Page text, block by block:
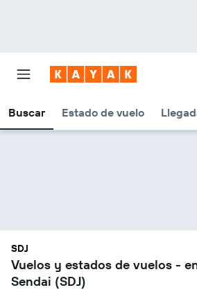
Buscar Estado de vuelo
SDJ
Vuelos y estados de vuelos -
Sendai (SDJ)